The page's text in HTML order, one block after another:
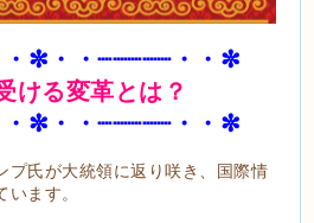
✼・・┈┈┈┈┈・・✼
ける変革とは？
✼・・┈┈┈┈┈・・✼
プ氏が大統領に返り咲き、国際情
ます。